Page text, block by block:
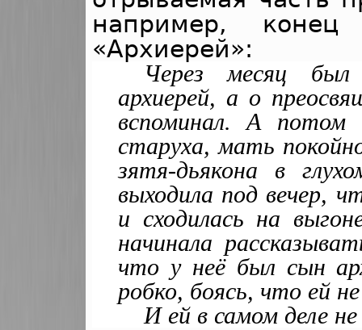
например,
«Архиерей»:
Через месяц был
архиерей, а о
вспоминал. А потом
старуха, мать
зятя-дьякона в
выходила под вечер,
и сходилась на
начинала
что у неё был сын
робко, боясь, что ей
И ей в самом деле не